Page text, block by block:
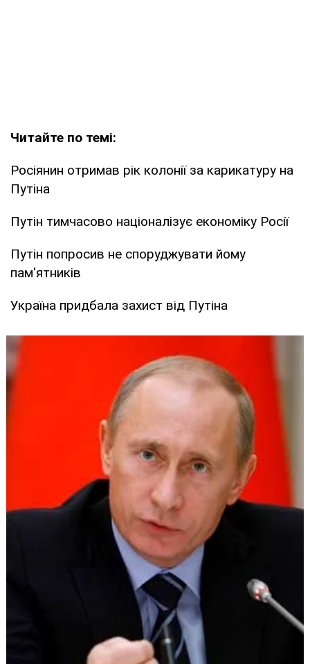
Читайте по темі:
Росіянин отримав рік колонії за карикатуру на
Путіна
Путін тимчасово націоналізує економіку Росії
Путін попросив не споруджувати йому
пам'ятників
Україна придбала захист від Путіна